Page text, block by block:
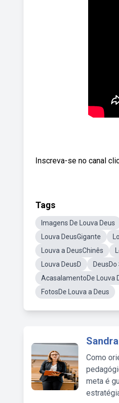
Inscreva-se no canal
Tags
Imagens De Louva Deus
Louva DeusGigante
Louva a DeusChinês
Louva DeusD
DeusDo
AcasalamentoDe Louva
FotosDe Louva a Deus
Sandra
Como
meta é